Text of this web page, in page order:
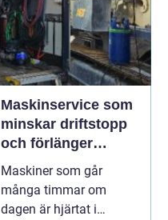
Maskinservice som
minskar driftstopp
och förlänger
livslängden
Maskiner som går
många timmar om
dagen är hjärtat i